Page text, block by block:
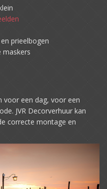
prieelbogen
maskers
voor een dag, voor een
JVR Decorverhuur kan
correcte montage en